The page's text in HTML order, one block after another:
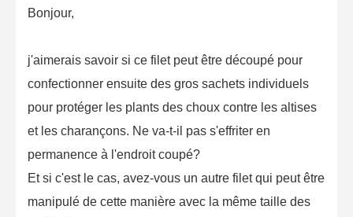
- +
Fil de palissage souple
3,50 € - +
Bonjour,
j'aimerais savoir si ce filet peut être découpé pour
confectionner ensuite des gros sachets individuels
pour protéger les plants des choux contre les altises
et les charançons. Ne va-t-il pas s'effriter en
permanence à l'endroit coupé?
Et si c'est le cas, avez-vous un autre filet qui peut être
manipulé de cette manière avec la même taille des